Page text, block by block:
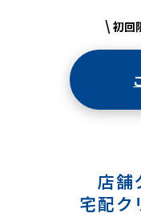
\ 初回
店舗
宅配ク